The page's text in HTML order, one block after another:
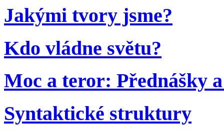
Jakými tvory jsme?
Kdo vládne světu?
Moc a teror: Přednášky
Syntaktické struktury